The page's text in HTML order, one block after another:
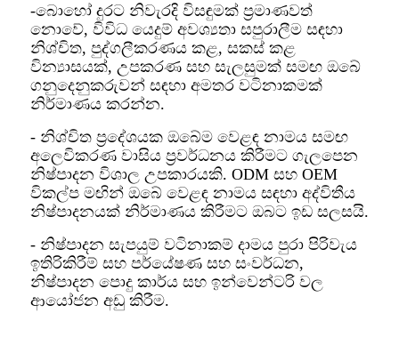
-බොහෝ දුරට නිවැරදි විසඳුමක් ප්‍රමාණවත්
නොවේ, විවිධ යෙදුම් අවශ්‍යතා සපුරාලීම සඳහා
නිශ්චිත, පුද්ගලීකරණය කළ, සකස් කළ
වින්‍යාසයක්, උපකරණ සහ සැලසුමක් සමඟ ඔබේ
ගනුදෙනුකරුවන් සඳහා අමතර වටිනාකමක්
නිර්මාණය කරන්න.
- නිශ්චිත ප්‍රදේශයක ඔබේම වෙළඳ නාමය සමඟ
අලෙවිකරණ වාසිය ප්‍රවර්ධනය කිරීමට ගැලපෙන
නිෂ්පාදන විශාල උපකාරයකි. ODM සහ OEM
විකල්ප මඟින් ඔබේ වෙළඳ නාමය සඳහා අද්විතීය
නිෂ්පාදනයක් නිර්මාණය කිරීමට ඔබට ඉඩ සලසයි.
- නිෂ්පාදන සැපයුම් වටිනාකම් දාමය පුරා පිරිවැය
ඉතිරිකිරීම් සහ පර්යේෂණ සහ සංවර්ධන,
නිෂ්පාදන පොදු කාර්ය සහ ඉන්වෙන්ටරි වල
ආයෝජන අඩු කිරීම.